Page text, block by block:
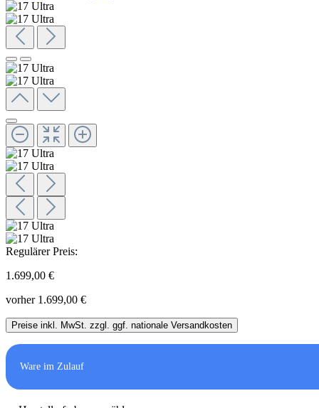
Regulärer Preis:
1.699,00 €
vorher 1.699,00 €
Preise inkl. MwSt. zzgl. ggf. nationale Versandkosten
Ware im Zulauf